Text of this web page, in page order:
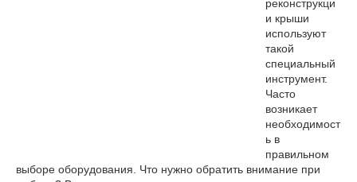
реконструкци
и крыши
используют
такой
специальный
инструмент.
Часто
возникает
необходимост
ь в
правильном
выборе оборудования. Что нужно обратить внимание при